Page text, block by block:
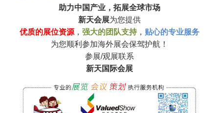
助力中国产业，拓展全球市场
新天会展为您提供
优质的展位资源 ， 强大的团队支持， 贴心的专业服务
为您顺利参加海外展会保驾护航！
参展/观展联系
新天国际会展